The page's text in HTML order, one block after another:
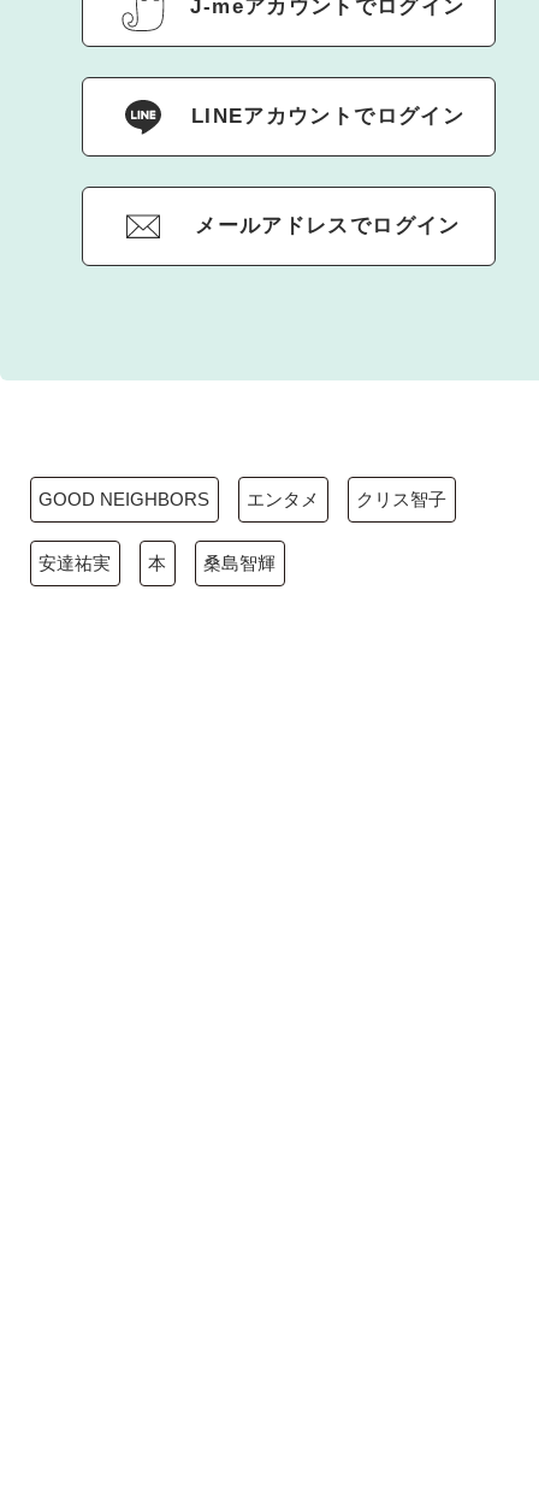
J-meアカウントでログイン
LINEアカウントでログイン
メールアドレスでログイン
GOOD NEIGHBORS エンタメ クリス智子
安達祐実 本 桑島智輝